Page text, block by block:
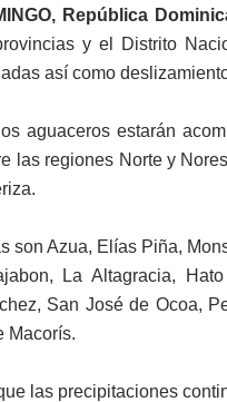
República
y el Distrito
así como
aguaceros estarán
las regiones Norte y
son Azua, Elías Piña,
La Altagracia,
San José de Ocoa,
Macorís.
las precipitaciones